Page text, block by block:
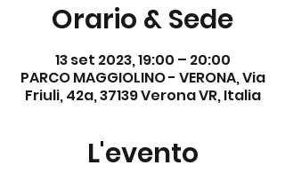
Orario & Sede
13 set 2023, 19:00 – 20:00
PARCO MAGGIOLINO - VERONA, Via
Friuli, 42a, 37139 Verona VR, Italia
L'evento